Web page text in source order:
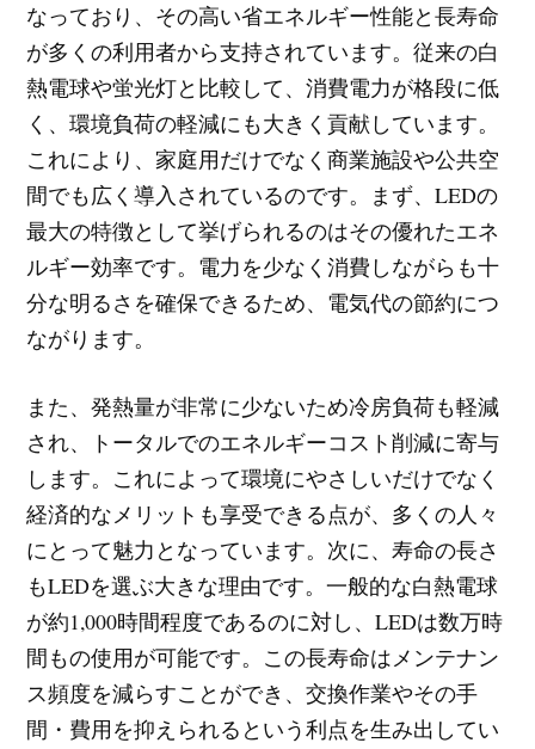
なっており、その高い省エネルギー性能と長寿命
が多くの利用者から支持されています。従来の白
熱電球や蛍光灯と比較して、消費電力が格段に低
く、環境負荷の軽減にも大きく貢献しています。
これにより、家庭用だけでなく商業施設や公共空
間でも広く導入されているのです。まず、LEDの
最大の特徴として挙げられるのはその優れたエネ
ルギー効率です。電力を少なく消費しながらも十
分な明るさを確保できるため、電気代の節約につ
ながります。
また、発熱量が非常に少ないため冷房負荷も軽減
され、トータルでのエネルギーコスト削減に寄与
します。これによって環境にやさしいだけでなく
経済的なメリットも享受できる点が、多くの人々
にとって魅力となっています。次に、寿命の長さ
もLEDを選ぶ大きな理由です。一般的な白熱電球
が約1,000時間程度であるのに対し、LEDは数万時
間もの使用が可能です。この長寿命はメンテナン
ス頻度を減らすことができ、交換作業やその手
間・費用を抑えられるという利点を生み出してい